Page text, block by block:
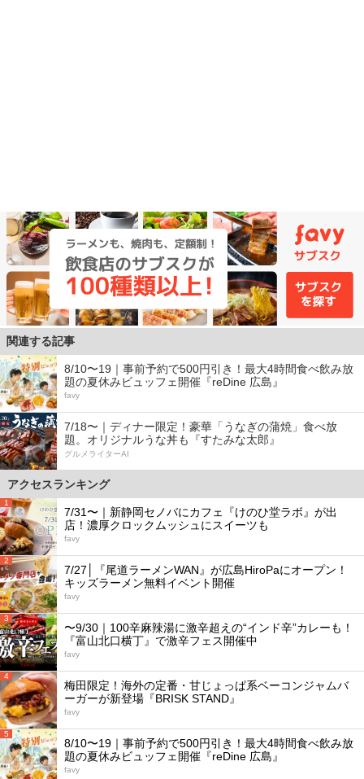
関連する記事
8/10〜19｜事前予約で500円引き！最大4時間食べ飲み放
題の夏休みビュッフェ開催『reDine 広島』
favy
7/18〜｜ディナー限定！豪華「うなぎの蒲焼」食べ放
題。オリジナルうな丼も『すたみな太郎』
グルメライターAI
アクセスランキング
1
7/31〜｜新静岡セノバにカフェ『けのひ堂ラボ』が出
店！濃厚クロックムッシュにスイーツも
favy
2
7/27│『尾道ラーメンWAN』が広島HiroPaにオープン！
キッズラーメン無料イベント開催
favy
3
〜9/30｜100辛麻辣湯に激辛超えの“インド辛”カレーも！
『富山北口横丁』で激辛フェス開催中
favy
4
梅田限定！海外の定番・甘じょっぱ系ベーコンジャムバ
ーガーが新登場『BRISK STAND』
favy
5
8/10〜19｜事前予約で500円引き！最大4時間食べ飲み放
題の夏休みビュッフェ開催『reDine 広島』
favy